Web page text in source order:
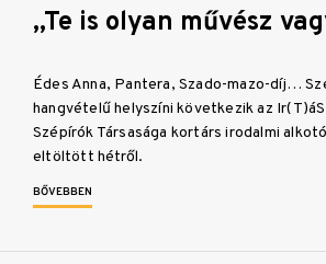
„Te is olyan művész
Édes Anna, Pantera, Szado-mazo-díj…
hangvételű helyszíni következik az
Szépírók Társasága kortárs irodalmi
eltöltött hétről.
BŐVEBBEN